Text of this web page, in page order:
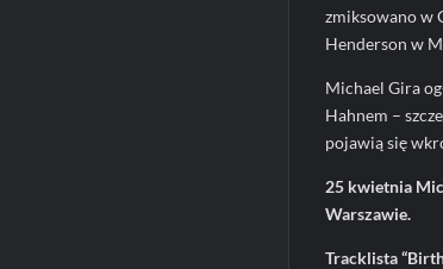
zmiksowano w
Henderson w
Michael Gira
Hahnem –
pojawią się
25 kwietnia
Warszawie.
Tracklista